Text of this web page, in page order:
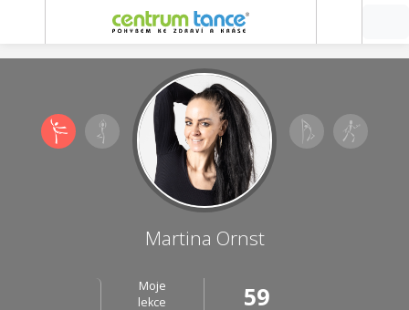
Martina Ornst
Moje
lekce
59